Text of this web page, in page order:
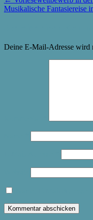
Musikalische Fantasiereise
Deine E-Mail-Adresse wird